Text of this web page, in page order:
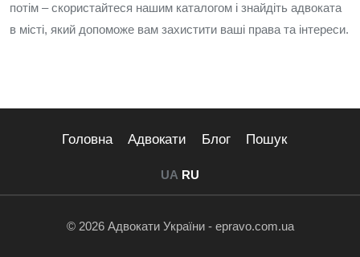
потім – скористайтеся нашим каталогом і знайдіть адвоката
в місті, який допоможе вам захистити ваші права та інтереси.
Головна Адвокати Блог Пошук
UA RU
© 2026 Адвокати України - epravo.com.ua